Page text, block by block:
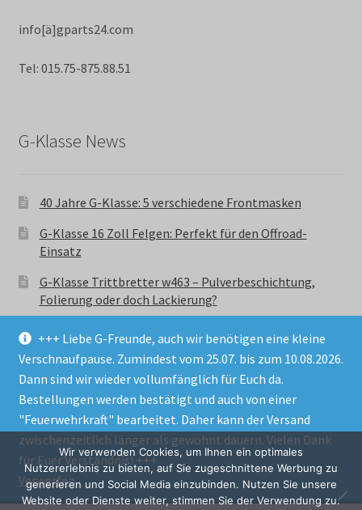
+++ Liebe G-Freunde, auch wir benötigen eine kleine
Verschnaufpause. Zumindest vom 25.07. bis zum 10.08.2026.
Dann sind wir wieder vollumfänglich für Euch da.
Bestellungen werden bestätigt und auch von einer
"Feuerwehrkraft" bearbeitet. Daher kann der Versand
zwischenzeitlich länger als gewohnt dauern. Vielen Dank
für Euer Verständnis! +++
Verwerfen
info[ä]gparts24.com
Tel: 015.75-875.88.51
G-Klasse News
40 Jahre G-Klasse: 5 verschiedene Frontmasken
G-Klasse 16 Zoll Felgen: Perfekt für den Offroad-
Einsatz
G-Klasse Trittbretter w463 – Pulverbeschichtung,
Folierung oder doch Lackierung?
© GParts24 - G-Klasse w463 Trittbretter, Felgen,
Ersatzteile & Zubebehör.
Datenschutzerklärung
Alle Preise inkl. der gesetzlichen MwSt.
Wir verwenden Cookies, um Ihnen ein optimales
Nutzererlebnis zu bieten, auf Sie zugeschnittene Werbung zu
generieren und Social Media einzubinden. Nutzen Sie unsere
Website oder Dienste weiter, stimmen Sie der Verwendung zu.